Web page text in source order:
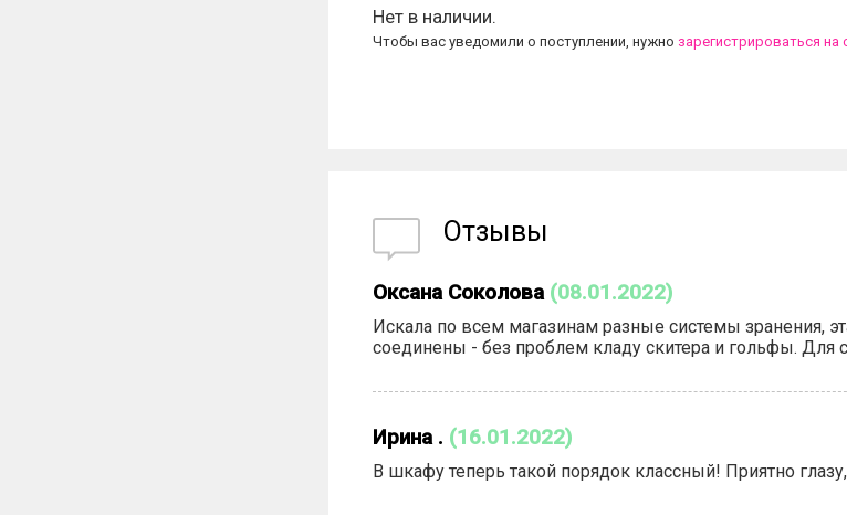
Нет в наличии.
Чтобы вас уведомили о поступлении, нужно зарегистрироваться на
Отзывы
Оксана Соколова (08.01.2022)
Искала по всем магазинам разные системы зранения,
соединены - без проблем кладу скитера и гольфы.
Ирина . (16.01.2022)
В шкафу теперь такой порядок классный! Приятно